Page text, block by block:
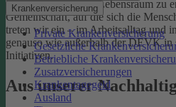
Krankenversicherung
Private Krankenversicherung
Gesetzliche
Betriebliche
Zusatzversicherungen
Krankentagegeld
Ausland
Um einen gesunden Lebensraum zu
Gemeinschaft, auf die sich die
treten wir ein – im Arbeitsalltag und
genauso wie außerhalb der DEVK in
Initiativen.
Aus unserer